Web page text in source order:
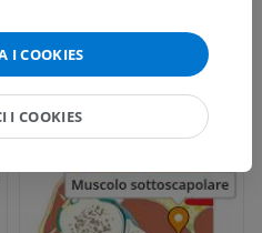
I COOKIES
I COOKIES